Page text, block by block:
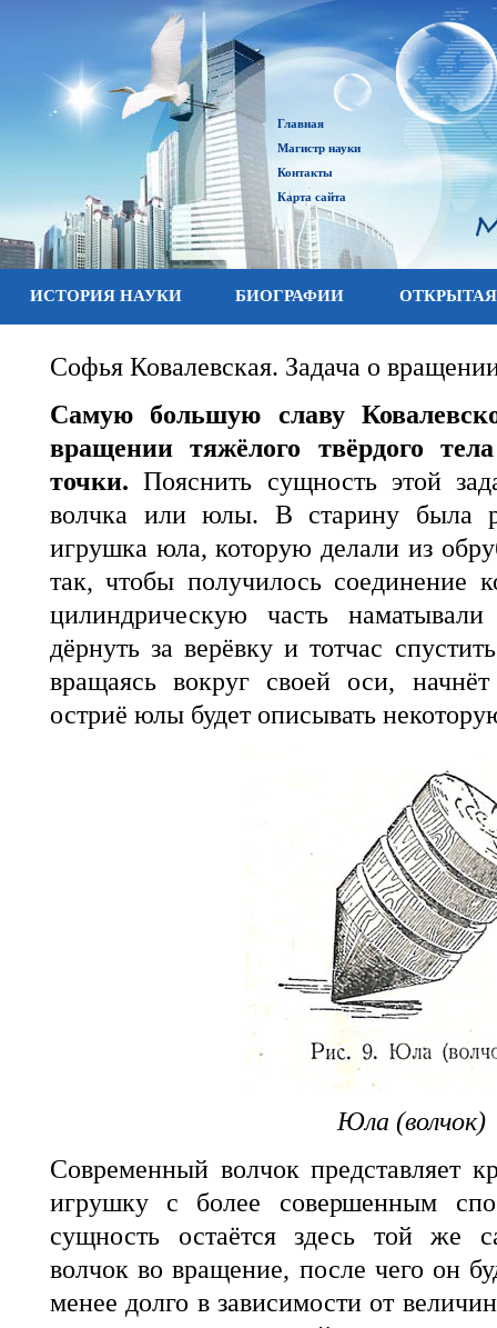
Главная
Магистр науки
Контакты
Карта сайта
ИСТОРИЯ НАУКИ БИОГРАФИИ
Софья Ковалевская. Задача о
Самую большую славу
вращении тяжёлого твёрдого
точки. Пояснить сущность этой
волчка или юлы. В старину была
игрушка юла, которую делали из
так, чтобы получилось соединение
цилиндрическую часть
дёрнуть за верёвку и тотчас
вращаясь вокруг своей оси,
остриё юлы будет описывать
Юла (волчок)
Современный волчок представляет
игрушку с более совершенным
сущность остаётся здесь той же
волчок во вращение, после чего он
менее долго в зависимости от